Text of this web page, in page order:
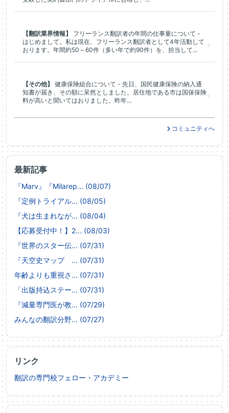
最新記事
『Marv』『Milarep... (08/07)
『定例トライアル... (08/05)
『犬は生まれなが... (08/04)
【応募受付中！】2... (08/03)
『世界のスター伝... (07/31)
『天空史マップ ... (07/31)
年齢よりも重視さ... (07/31)
「出版持込ステー... (07/31)
『減量専門医が教... (07/29)
みんなの翻訳分野... (07/27)
リンク
翻訳の専門校フェロー・アカデミー
【翻訳業界情報】
フリーランス翻訳者の年間の仕事量について -
はじめまして。私は現在、フリーランス翻訳者として4年活動して
おります。年間約50～60件（多い年で約90件）を、担当して...
【その他】
健康保険組合について - 先日、国民健康保険の納入通
知書が届き、その額に呆然としました。居住地である市は国保保険
料が高いと聞いてはおりました。昨年...
コミュニティへ